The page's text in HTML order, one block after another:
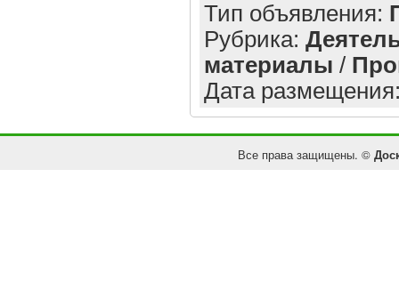
Тип объявления:
Рубрика:
материалы /
Дата
Все права защищены. ©